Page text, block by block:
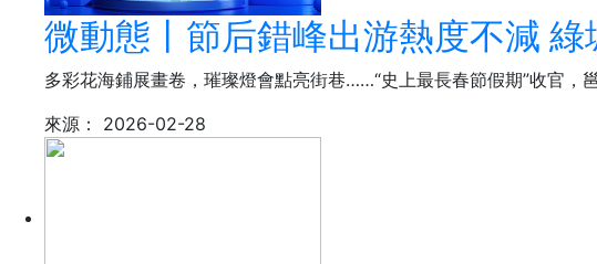
微動態丨節后錯峰出游熱度不減
多彩花海鋪展畫卷，璀璨燈會點亮街巷……“史上最長春節假期”收官，
來源：
2026-02-28